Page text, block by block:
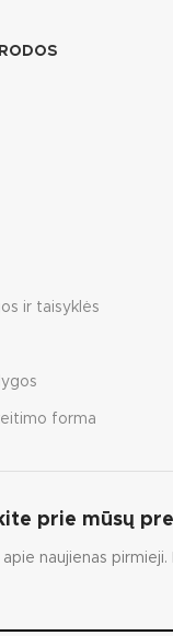
ir taisyklės
forma
prie mūsų
naujienas pirmieji.